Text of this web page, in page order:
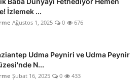
İzlemek ...
Ağustos 1, 2025 0 676
Udma Peyniri ve Udma Peynir
N...
Şubat 16, 2025 0 433